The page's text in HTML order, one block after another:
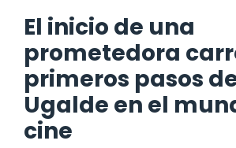
El inicio de una
prometedora
primeros pasos
Ugalde en el
cine